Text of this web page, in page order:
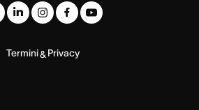
Termini& Privacy